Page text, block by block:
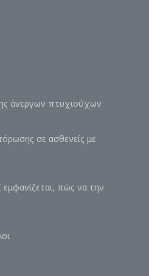
άνεργων πτυχιούχων
σε ασθενείς με
εμφανίζεται, πώς να την